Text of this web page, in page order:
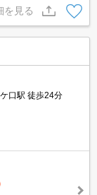
を見る
口駅 徒歩24分